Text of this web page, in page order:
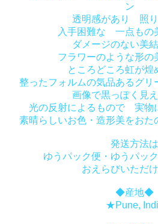
ン
透明感があり 照
入手困難な 一点もの
ダメージのない美結
フラワーのような形の
ところどころ虹が煌
整ったフォルムの気品あるグリ
画像で黒っぽく見
光の反射によるもので 実物
素晴らしいお色・造形美をおた
発送方法は
ゆうパック便・ゆうパッ
おえらびいただけ
◆産地◆
★Pune,